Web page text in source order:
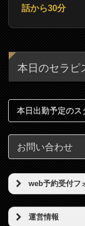
話から30分
本日のセラピ
本日出勤予定の
お問い合わせ
web予約受付フ
予約希望日（必須
運営情報